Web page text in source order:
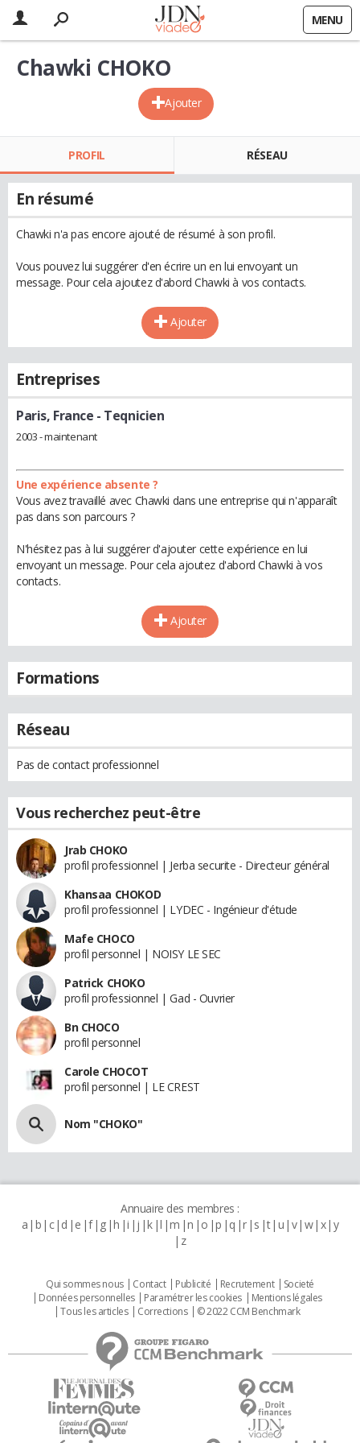
MENU
Ajouter
Chawki CHOKO
PROFIL RÉSEAU
En résumé
Chawki n'a pas encore ajouté de résumé à son profil.
Vous pouvez lui suggérer d'en écrire un en lui envoyant un
message. Pour cela ajoutez d'abord Chawki à vos contacts.
Ajouter
Entreprises
Paris, France - Teqnicien
2003 - maintenant
Une expérience absente ?
Vous avez travaillé avec Chawki dans une entreprise qui n'apparaît
pas dans son parcours ?
N'hésitez pas à lui suggérer d'ajouter cette expérience en lui
envoyant un message. Pour cela ajoutez d'abord Chawki à vos
contacts.
Ajouter
Formations
Réseau
Pas de contact professionnel
Vous recherchez peut-être
Jrab CHOKO
profil professionnel | Jerba securite - Directeur général
Khansaa CHOKOD
profil professionnel | LYDEC - Ingénieur d'étude
Mafe CHOCO
profil personnel | NOISY LE SEC
Patrick CHOKO
profil professionnel | Gad - Ouvrier
Bn CHOCO
profil personnel
Carole CHOCOT
profil personnel | LE CREST
Nom "CHOKO"
Annuaire des membres :
a b c d e f g h i j k l m n o p q r s t u v w x y
z
Qui sommes nous Contact Publicité Recrutement
Societé
Données personnelles
Paramétrer les cookies
Mentions légales
Tous les articles
Corrections © 2022 CCM Benchmark